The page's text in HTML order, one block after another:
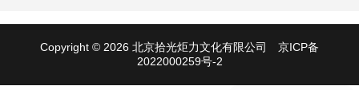
Copyright © 2026 北京拾光炬力文化有限公司 京ICP备
2022000259号-2